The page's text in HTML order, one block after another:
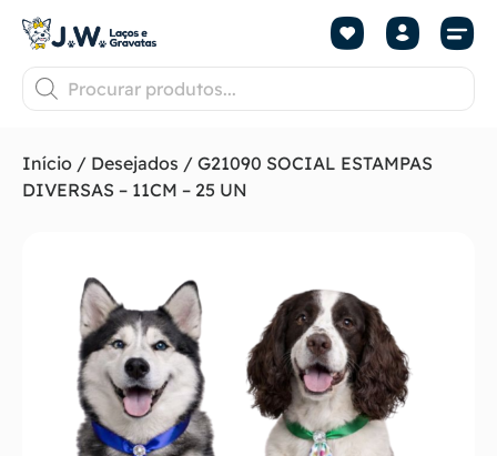
Início / Desejados / G21090 SOCIAL ESTAMPAS
DIVERSAS – 11CM – 25 UN